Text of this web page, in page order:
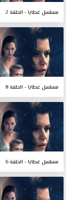
مسلسل عطايا - الحلقة 2
مسلسل عطايا - الحلقة 8
مسلسل عطايا - الحلقة 6